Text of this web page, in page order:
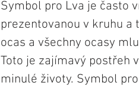
Symbol pro Lva je často
prezentovanou v kruhu a
ocas a všechny ocasy
Toto je zajímavý postřeh
minulé životy. Symbol